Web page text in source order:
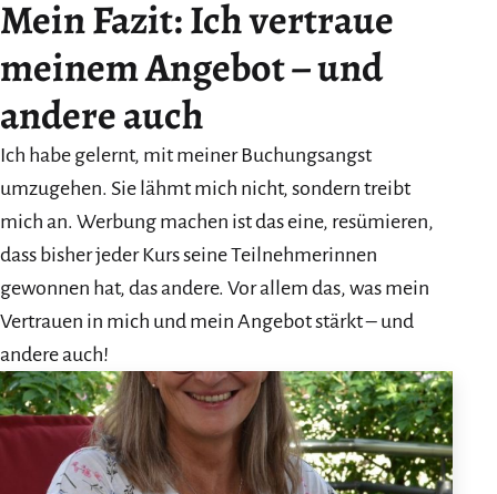
MeinFazit: Ich vertraue
meinem Angebot – und
andere auch
Ich habe gelernt, mit meiner Buchungsangst
umzugehen. Sie lähmt mich nicht, sondern treibt
mich an. Werbung machen ist das eine, resümieren,
dass bisher jeder Kurs seine Teilnehmerinnen
gewonnen hat, das andere. Vor allem das, was mein
Vertrauen in mich und mein Angebot stärkt – und
andere auch!